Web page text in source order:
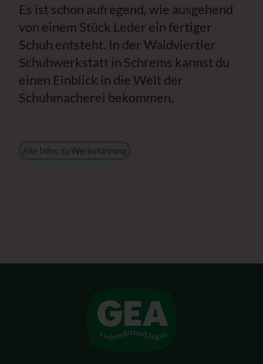
Es ist schon aufregend, wie ausgehend
von einem Stück Leder ein fertiger
Schuh entsteht. In der Waldviertler
Schuhwerkstatt in Schrems kannst du
einen Einblick in die Welt der
Schuhmacherei bekommen.
Alle Infos zu Werksführung